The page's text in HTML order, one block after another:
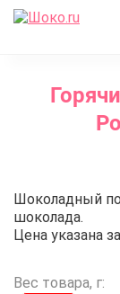
Каталог
Шоколад
Какао
Горячий
Шоколадный
шоколада.
Цена указана
Вес товара, г: